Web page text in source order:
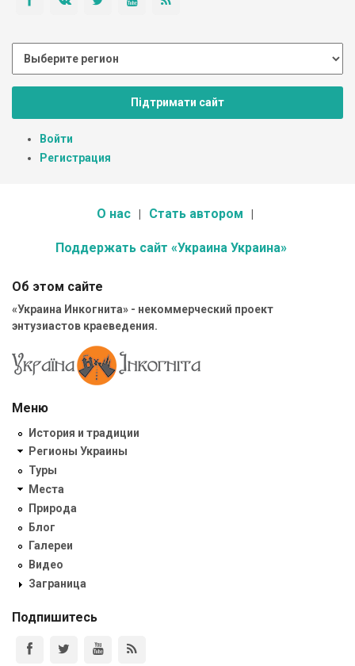
Підтримати сайт
Войти
Регистрация
О нас Стать автором
Поддержать сайт «Украина Украина»
Об этом сайте
«Украина Инкогнита» - некоммерческий проект
энтузиастов краеведения.
Меню
История и традиции
Регионы Украины
Туры
Места
Природа
Блог
Галереи
Видео
Заграница
Подпишитесь